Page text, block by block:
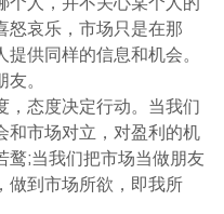
怒哀乐，市场只是在那
供同样的信息和机会。
。
，态度决定行动。当我们
和市场对立，对盈利的机
鹜;当我们把市场当做朋友
做到市场所欲，即我所